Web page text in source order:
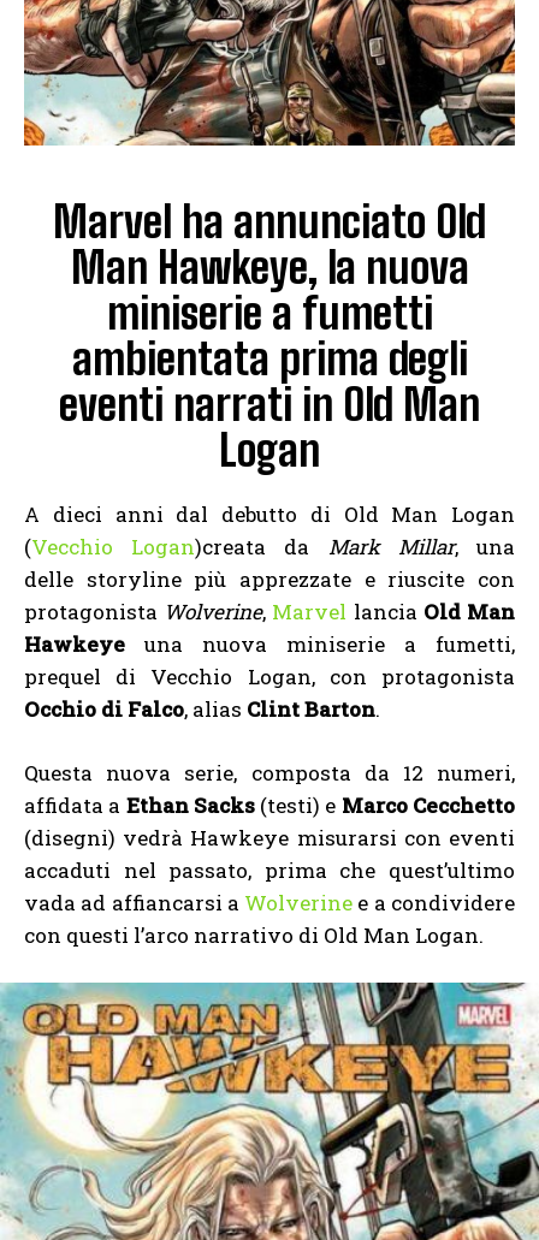
Marvel ha annunciato Old
Man Hawkeye, la nuova
miniserie a fumetti
ambientata prima degli
eventi narrati in Old Man
Logan
A dieci anni dal debutto di Old Man Logan
(Vecchio Logan)creata da Mark Millar, una
delle storyline più apprezzate e riuscite con
protagonista Wolverine, Marvel lancia Old Man
Hawkeye una nuova miniserie a fumetti,
prequel di Vecchio Logan, con protagonista
Occhio di Falco, alias Clint Barton.
Questa nuova serie, composta da 12 numeri,
affidata a Ethan Sacks(testi) e Marco Cecchetto
(disegni) vedrà Hawkeye misurarsi con eventi
accaduti nel passato, prima che quest’ultimo
vada ad affiancarsi a Wolverine e a condividere
con questi l’arco narrativo di Old Man Logan.